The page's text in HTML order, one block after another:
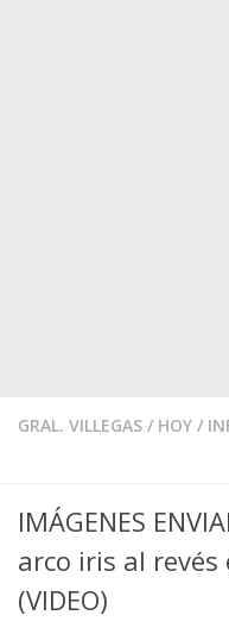
GRAL. VILLEGAS / HOY /
IMÁGENES
arco iris al revés
(VIDEO)